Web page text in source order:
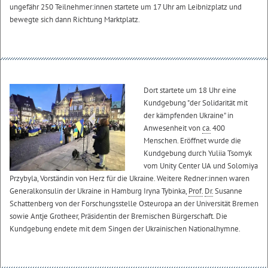
ungefähr 250 Teilnehmer:innen startete um 17 Uhr am Leibnizplatz und
bewegte sich dann Richtung Marktplatz.
Dort startete um 18 Uhr eine
Kundgebung "der Solidarität mit
der kämpfenden Ukraine" in
Anwesenheit vonca.400
Menschen. Eröffnet wurde die
Kundgebung durch Yuliia Tsomyk
vom Unity Center UA und Solomiya
Przybyla, Vorständin von Herz für die Ukraine. Weitere Redner:innen waren
Generalkonsulin der Ukraine in Hamburg Iryna Tybinka, Prof. Dr.Susanne
Schattenberg von der Forschungsstelle Osteuropa an der Universität Bremen
sowie Antje Grotheer, Präsidentin der Bremischen Bürgerschaft. Die
Kundgebung endete mit dem Singen der Ukrainischen Nationalhymne.